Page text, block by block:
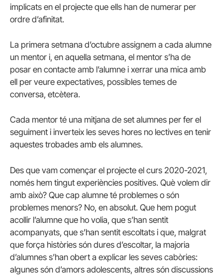
implicats en el projecte que ells han de numerar per
ordre d’afinitat.
La primera setmana d’octubre assignem a cada alumne
un mentor i, en aquella setmana, el mentor s’ha de
posar en contacte amb l’alumne i xerrar una mica amb
ell per veure expectatives, possibles temes de
conversa, etcètera.
Cada mentor té una mitjana de set alumnes per fer el
seguiment i inverteix les seves hores no lectives en tenir
aquestes trobades amb els alumnes.
Des que vam començar el projecte el curs 2020-2021,
només hem tingut experiències positives. Què volem dir
amb això? Que cap alumne té problemes o són
problemes menors? No, en absolut. Que hem pogut
acollir l’alumne que ho volia, que s’han sentit
acompanyats, que s’han sentit escoltats i que, malgrat
que força històries són dures d’escoltar, la majoria
d’alumnes s’han obert a explicar les seves cabòries:
algunes són d’amors adolescents, altres són discussions